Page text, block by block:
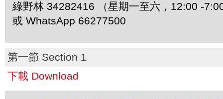
綠野林 34282416 （星期一至六，12:00 -
或 WhatsApp 66277500
第一節 Section 1
下載 Download